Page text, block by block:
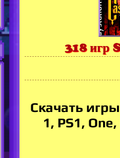
318 игр
Скачать
1, PS1,